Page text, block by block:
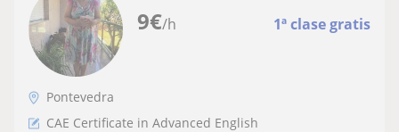
9€/h 1ª clase gratis
Pontevedra
CAE Certificate in Advanced English